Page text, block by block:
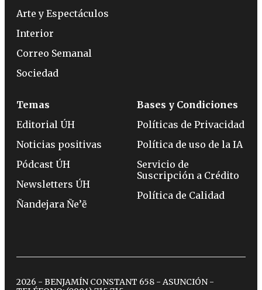
Arte y Espectáculos
Interior
Correo Semanal
Sociedad
Temas
Editorial ÚH
Noticias positivas
Pódcast ÚH
Newsletters ÚH
Ñandejara Ñe’ẽ
Bases y Condiciones
Políticas de Privacidad
Política de uso de la IA
Servicio de
Suscripción a Crédito
Política de Calidad
2026 - BENJAMÍN CONSTANT 658 - ASUNCIÓN -